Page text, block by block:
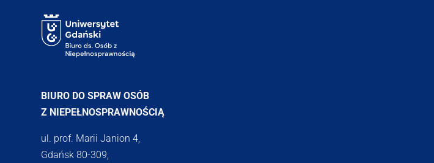
BIURO DO SPRAW OSÓB
Z NIEPEŁNOSPRAWNOŚCIĄ
ul. prof. Marii Janion 4,
Gdańsk 80-309,